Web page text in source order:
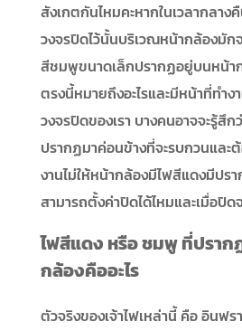
สังเกตกันไหมคะหากในเวลากลา
วงจรปิดไว้นั้นบริเวณหน้ากล้องมัก
สีชมพูขนาดเล็กปรากฏอยู่บนหน้า
ตรงนี้หมายถึงอะไรและมีหน้าที่ทำง
วงจรปิดของเรา บางคนอาจจะรู้สึ
ปรากฏมาค่อนข้างที่จะรบกวนและ
งานไม่ให้หน้ากล้องมีไฟสีแดงมีปร
สามารถตั้งค่าปิดได้ไหมและเมื่อปิด
ไฟสีแดง หรือ ชมพู ที่ปราก
กล้องคืออะไร
ตัวจริงของเจ้าไฟเหล่านี้ คือ อินฟ